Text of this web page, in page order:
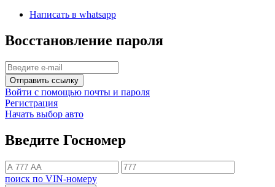
Написать в whatsapp
Восстановление пароля
Отправить ссылку
Войти с помощью почты и пароля
Регистрация
Начать выбор авто
Введите Госномер
поиск по VIN-номеру